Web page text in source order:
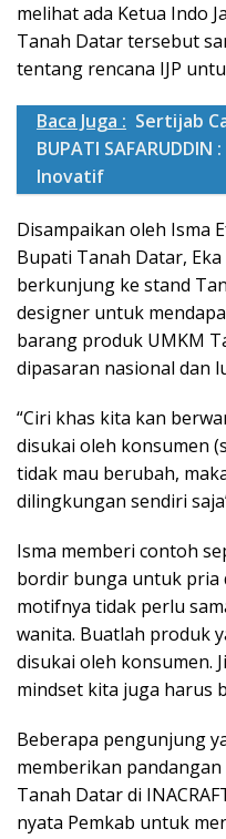
melihat ada Ketua Indo
Tanah Datar tersebut
tentang rencana IJP
Baca Juga : Sertijab
BUPATI SAFARUDDIN
Inovatif
Disampaikan oleh Isma
Bupati Tanah Datar,
berkunjung ke stand
designer untuk
barang produk UMKM
dipasaran nasional dan
“Ciri khas kita kan
disukai oleh konsumen
tidak mau berubah,
dilingkungan sendiri
Isma memberi contoh
bordir bunga untuk pria
motifnya tidak perlu
wanita. Buatlah produk
disukai oleh konsumen.
mindset kita juga harus
Beberapa pengunjung
memberikan
Tanah Datar di
nyata Pemkab untuk